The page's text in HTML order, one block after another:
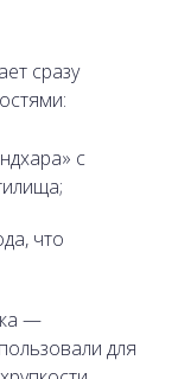
сразу
с
что
—
для